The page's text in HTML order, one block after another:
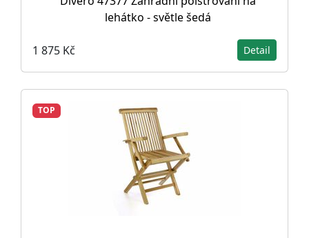
lehátko - světle šedá
1 875 Kč Detail
TOP